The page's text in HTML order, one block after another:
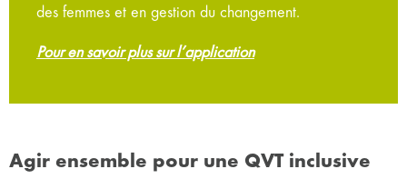
des femmes et en gestion du changement.
Pour en savoir plus sur l’application
Agir ensemble pour une QVT inclusive